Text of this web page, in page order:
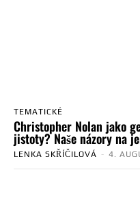
TEMATICKÉ
Christopher Nolan jako
jistoty? Naše názory na
LENKA SKŘÍČILOVÁ - 4.